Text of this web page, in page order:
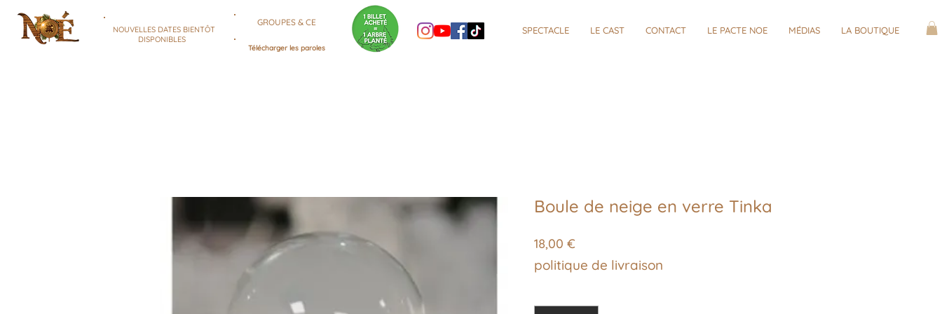
NOUVELLES DATES BIENTÔT
DISPONIBLES
GROUPES & CE
Télécharger les paroles
SPECTACLE LE CAST CONTACT LE PACTE NOE MÉDIAS LA BOUTIQUE
Boule de neige en verre Tinka
18,00 €Prix
politique de livraison